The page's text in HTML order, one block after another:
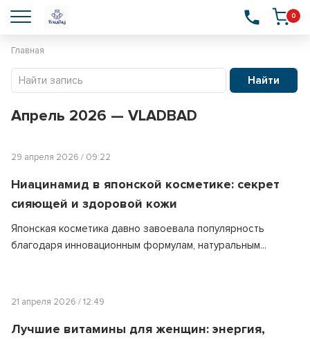
0
Главная
Найти
Апрель 2026 — VLADBAD
29 апреля 2026 / 09:22
​Ниацинамид в японской косметике: секрет
сияющей и здоровой кожи
Японская косметика давно завоевала популярность
благодаря инновационным формулам, натуральным...
21 апреля 2026 / 12:49
Лучшие витамины для женщин: энергия,